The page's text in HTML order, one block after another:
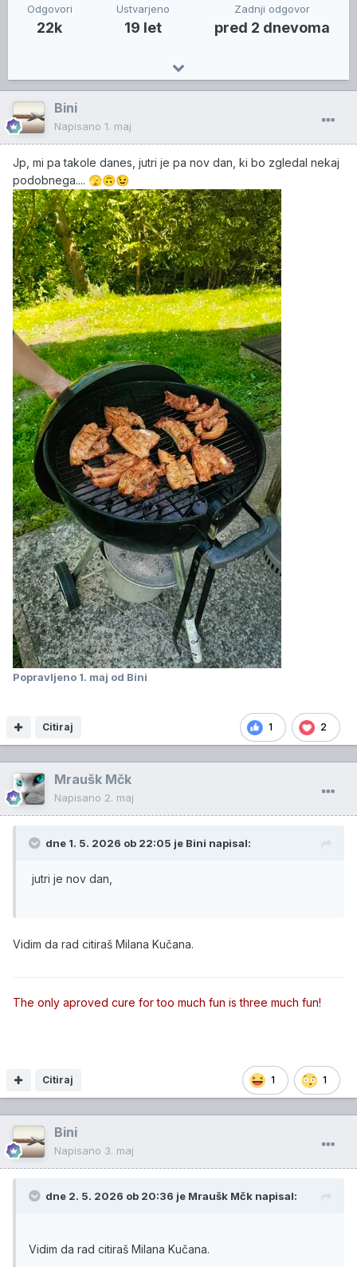
Odgovori
22k
Ustvarjeno
19 let
Zadnji odgovor
pred 2 dnevoma
Bini
Napisano 1. maj
Jp, mi pa takole danes, jutri je pa nov dan, ki bo zgledal nekaj
podobnega.... 🫣🙃😉
Popravljeno 1. maj od Bini
1 2
Citiraj
Mraušk Mčk
Napisano 2. maj
dne 1. 5. 2026 ob 22:05 je Bini napisal:
jutri je nov dan,
Vidim da rad citiraš Milana Kučana.
1 1
Citiraj
The only aproved cure for too much fun is three much fun!
Bini
Napisano 3. maj
dne 2. 5. 2026 ob 20:36 je Mraušk Mčk napisal:
Vidim da rad citiraš Milana Kučana.